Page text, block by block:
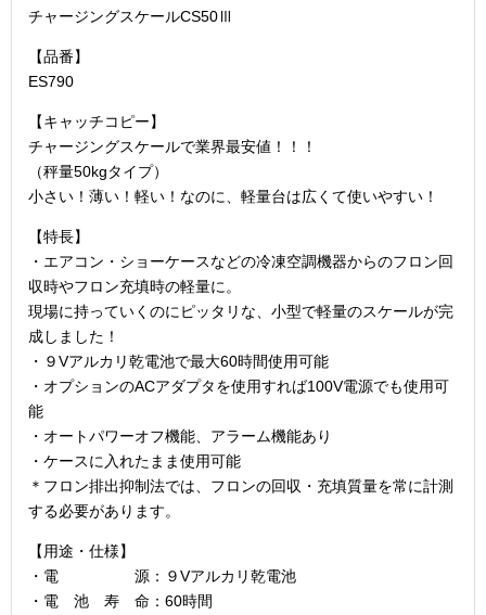
チャージングスケールCS50Ⅲ
【品番】
ES790
【キャッチコピー】
チャージングスケールで業界最安値！！！
（秤量50kgタイプ）
小さい！薄い！軽い！なのに、軽量台は広くて使いやすい！
【特長】
・エアコン・ショーケースなどの冷凍空調機器からのフロン回
収時やフロン充填時の軽量に。
現場に持っていくのにピッタリな、小型で軽量のスケールが完
成しました！
・９Vアルカリ乾電池で最大60時間使用可能
・オプションのACアダプタを使用すれば100V電源でも使用可
能
・オートパワーオフ機能、アラーム機能あり
・ケースに入れたまま使用可能
＊フロン排出抑制法では、フロンの回収・充填質量を常に計測
する必要があります。
【用途・仕様】
・電 源：９Vアルカリ乾電池
・電 池 寿 命：60時間